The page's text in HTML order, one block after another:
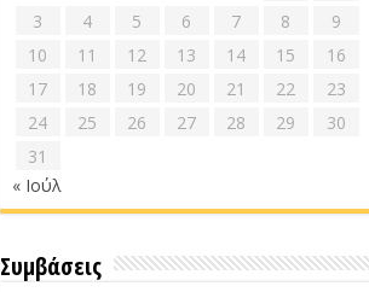
3
4 5 6 7 8
9
10
11 12 13 14 15
16
17
18 19 20 21 22
23
24
25 26 27 28 29
30
31
« Ιούλ
Συμβάσεις